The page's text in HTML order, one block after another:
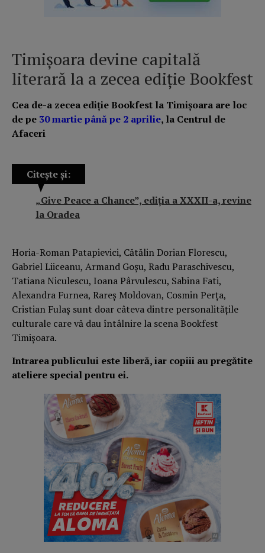
Timișoara devine capitală
literară la a zecea ediție Bookfest
Cea de-a zecea ediție Bookfest la Timișoara are loc
de pe 30 martie până pe 2 aprilie, la Centrul de
Afaceri
Citește și:
„Give Peace a Chance”, ediția a XXXII-a, revine
la Oradea
Horia-Roman Patapievici, Cătălin Dorian Florescu,
Gabriel Liiceanu, Armand Goșu, Radu Paraschivescu,
Tatiana Niculescu, Ioana Pârvulescu, Sabina Fati,
Alexandra Furnea, Rareș Moldovan, Cosmin Perța,
Cristian Fulaș sunt doar câteva dintre personalitățile
culturale care vă dau întâlnire la scena Bookfest
Timișoara.
Intrarea publicului este liberă, iar copiii au pregătite
ateliere special pentru ei.